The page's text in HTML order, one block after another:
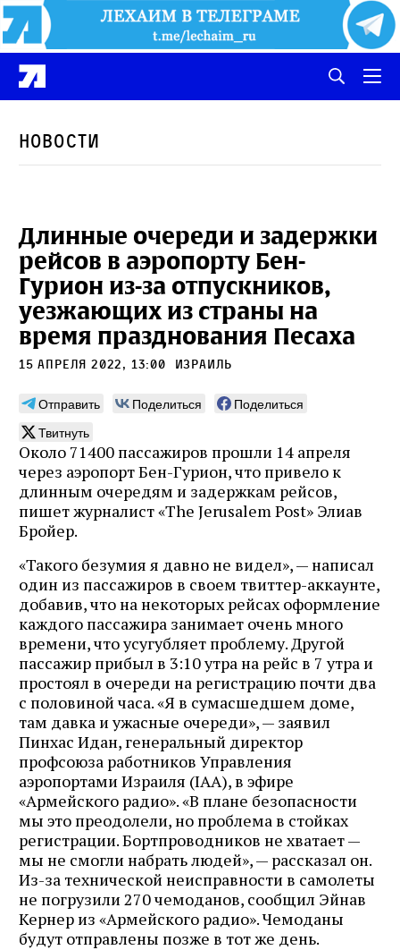
Новости
Длинные очереди и задержки
рейсов в аэропорту Бен-
Гурион из-за отпускников,
уезжающих из страны на
время празднования Песаха
15 апреля 2022, 13:00 Израиль
Отправить Поделиться
Поделиться
Твитнуть
Около 71400 пассажиров прошли 14 апреля
через аэропорт Бен-Гурион, что привело к
длинным очередям и задержкам рейсов,
пишет журналист «The Jerusalem Post» Элиав
Бройер.
«Такого безумия я давно не видел», — написал
один из пассажиров в своем твиттер-аккаунте,
добавив, что на некоторых рейсах оформление
каждого пассажира занимает очень много
времени, что усугубляет проблему. Другой
пассажир прибыл в 3:10 утра на рейс в 7 утра и
простоял в очереди на регистрацию почти два
с половиной часа. «Я в сумасшедшем доме,
там давка и ужасные очереди», — заявил
Пинхас Идан, генеральный директор
профсоюза работников Управления
аэропортами Израиля (IAA), в эфире
«Армейского радио». «В плане безопасности
мы это преодолели, но проблема в стойках
регистрации. Бортпроводников не хватает —
мы не смогли набрать людей», — рассказал он.
Из-за технической неисправности в самолеты
не погрузили 270 чемоданов, сообщил Эйнав
Кернер из «Армейского радио». Чемоданы
будут отправлены позже в тот же день.